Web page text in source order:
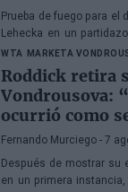
Prueba de fuego para el
Lehecka en un
cuartos de final en
información.
WTA MARKETA
Roddick retira
Vondrousova:
ocurrió como
Fernando Murciego - 7
Después de mostrar su
en un primera instancia,